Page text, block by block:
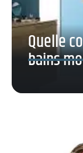
Quelle
bains